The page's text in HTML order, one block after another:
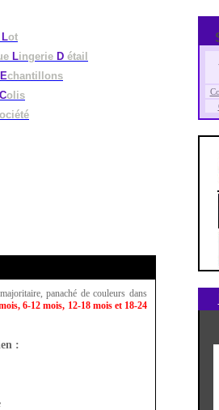
Lot
Lingerie D étail
Echantillons
Colis
ociété
panaché de couleurs dans
6-12 mois, 12-18 mois et 18-24
: